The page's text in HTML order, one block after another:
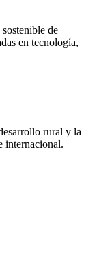
de
en tecnología,
rural y la
internacional.